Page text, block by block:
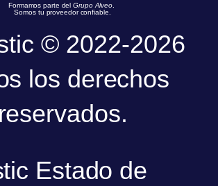
Formamos parte delGrupo Alveo
Somos tu proveedor confiable.
© 2022-2026
los derechos
reservados.
Estado de